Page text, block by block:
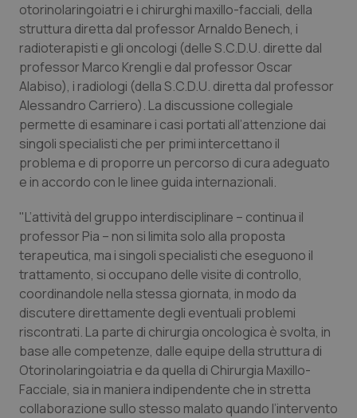
Veneto
Oncoematologia
Oncologia & Nutrizione
Psoriasi & pelle
Quotidiano Cardiologia
Quotidiano Chirurgia
Quotidiano Oncologia
Quotidiano Pediatria
Rene & patologie urogenitali
Salute orale & impianti
Sangue & coagulazione
otorinolaringoiatri e i chirurghi maxillo-facciali, della
struttura diretta dal professor Arnaldo Benech, i
radioterapisti e gli oncologi (delle S.C.D.U. dirette dal
professor Marco Krengli e dal professor Oscar
Alabiso), i radiologi (della S.C.D.U. diretta dal professor
Alessandro Carriero). La discussione collegiale
permette di esaminare i casi portati all’attenzione dai
singoli specialisti che per primi intercettano il
problema e di proporre un percorso di cura adeguato
e in accordo con le linee guida internazionali.
"L’attività del gruppo interdisciplinare – continua il
professor Pia – non si limita solo alla proposta
terapeutica, ma i singoli specialisti che eseguono il
trattamento, si occupano delle visite di controllo,
coordinandole nella stessa giornata, in modo da
discutere direttamente degli eventuali problemi
riscontrati. La parte di chirurgia oncologica è svolta, in
base alle competenze, dalle equipe della struttura di
Otorinolaringoiatria e da quella di Chirurgia Maxillo-
Facciale, sia in maniera indipendente che in stretta
collaborazione sullo stesso malato quando l’intervento